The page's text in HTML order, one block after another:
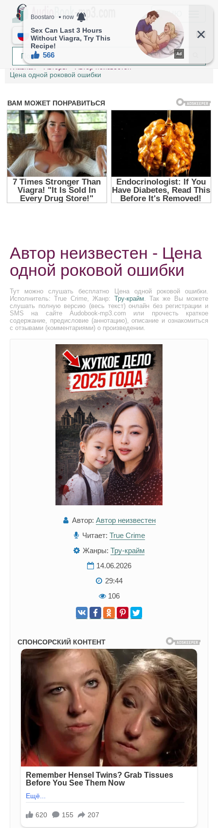
МЕНЮ
RU
Главная Авторы
Автор неизвестен
Цена одной роковой ошибки
Автор неизвестен - Цена
одной роковой ошибки
Тут можно слушать бесплатно Цена одной роковой ошибки.
Исполнитель: True Crime, Жанр: Тру-крайм. Так же Вы можете
слушать полную версию (весь текст) онлайн без регистрации и
SMS на сайте Audobook-mp3.com или прочесть краткое
содержание, предисловие (аннотацию), описание и ознакомиться
с отзывами (комментариями) о произведении.
Автор: Автор неизвестен
Читает: True Crime
Жанры: Тру-крайм
14.06.2026
29:44
106